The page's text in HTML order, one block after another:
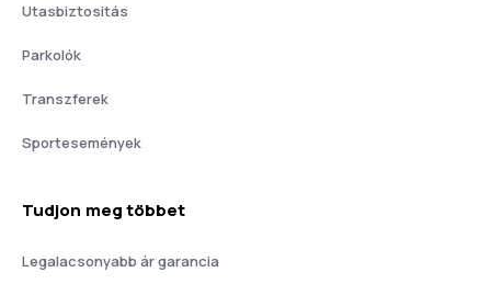
Utasbiztositás
Parkolók
Transzferek
Sportesemények
Tudjon meg többet
Legalacsonyabb ár garancia